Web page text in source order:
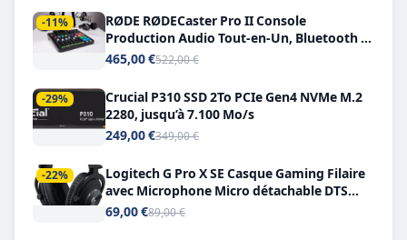
-11%
RØDE RØDECaster Pro II Console
Production Audio Tout-en-Un, Bluetooth et
Double USB-C
465,00 €522,00 €
-29%
Crucial P310 SSD 2To PCIe Gen4 NVMe M.2
2280, jusqu’à 7.100 Mo/s
249,00 €349,00 €
-22%
Logitech G Pro X SE Casque Gaming Filaire
avec Microphone Micro détachable DTS
Headphone X 7.1
69,00 €89,00 €